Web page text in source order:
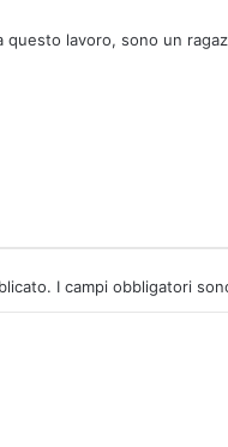
questo lavoro, sono un
I campi obbligatori